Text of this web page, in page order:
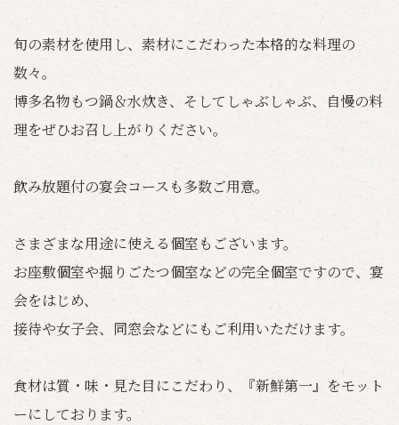
旬の素材を使用し、素材にこだわった本格的な料理の
数々。
博多名物もつ鍋＆水炊き、そしてしゃぶしゃぶ、自慢の料
理をぜひお召し上がりください。
飲み放題付の宴会コースも多数ご用意。
さまざまな用途に使える個室もございます。
お座敷個室や掘りごたつ個室などの完全個室ですので、宴
会をはじめ、
接待や女子会、同窓会などにもご利用いただけます。
食材は質・味・見た目にこだわり、『新鮮第一』をモット
ーにしております。